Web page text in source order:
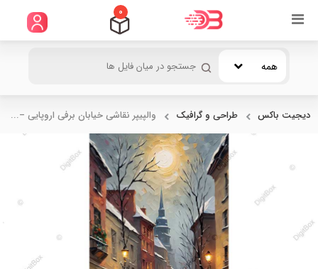
0
همه
دیجیت باکس طراحی و گرافیک والپیپر نقاشی خیابان برفی اروپایی –...